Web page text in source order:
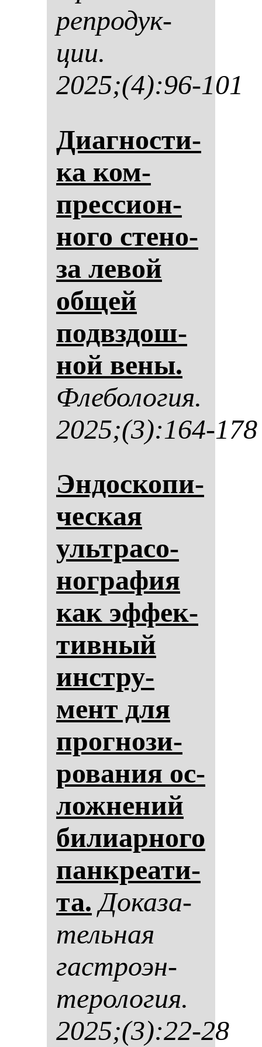
реп­ро­дук­
ции.
2025;(4):96-101
Диаг­нос­ти­
ка ком­
прес­си­он­
но­го сте­но­
за ле­вой
об­щей
подвздош­
ной ве­ны.
Фле­бо­ло­гия.
2025;(3):164-178
Эн­дос­ко­пи­
чес­кая
ультра­со­
ног­ра­фия
как эф­фек­
тив­ный
инстру­
мент для
прог­но­зи­
ро­ва­ния ос­
лож­не­ний
би­ли­ар­но­го
пан­кре­ати­
та. До­ка­за­
тель­ная
гас­тро­эн­
те­ро­ло­гия.
2025;(3):22-28